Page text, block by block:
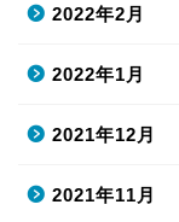
2022年2月
2022年1月
2021年12月
2021年11月